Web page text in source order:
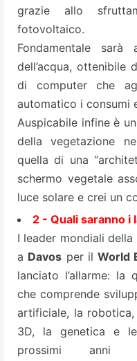
grazie allo
fotovoltaico.
Fondamentale
dell’acqua,
di computer che
automatico i consumi
Auspicabile infine è
della vegetazione
quella di una
schermo vegetale
luce solare e crei un
2 - Quali saranno i
I leader mondiali
a Davos per il World
lanciato l’allarme: la
che comprende
artificiale, la
3D, la genetica e
prossimi anni